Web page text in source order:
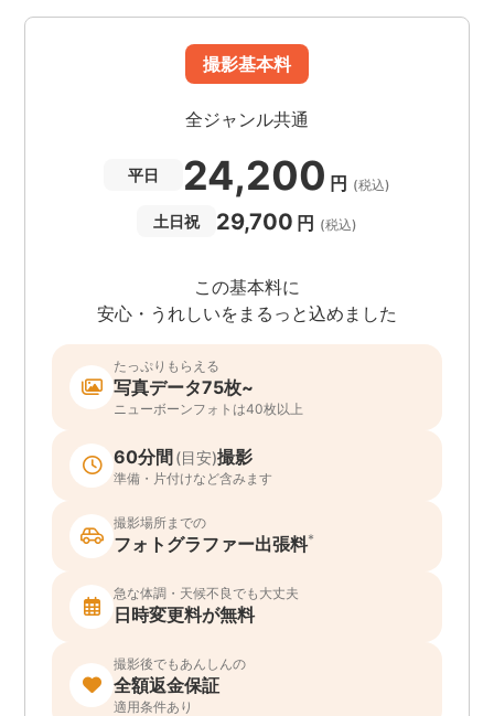
撮影基本料
全ジャンル共通
平日 24,200 円 (税込)
土日祝 29,700 円 (税込)
この基本料に
安心・うれしいをまるっと込めました
たっぷりもらえる
写真データ75枚~
ニューボーンフォトは40枚以上
60分間 (目安)撮影
準備・片付けなど含みます
撮影場所までの
フォトグラファー出張料*
急な体調・天候不良でも大丈夫
日時変更料が無料
撮影後でもあんしんの
全額返金保証
適用条件あり